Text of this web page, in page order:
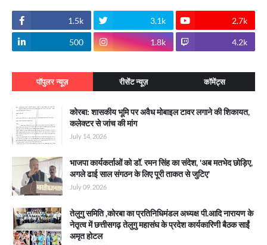
1.5k 3.1k 2.7k
500 1.8k 4.2k
पॉपुलर न्यूज़ रीसेंट न्यूज़ कॉमेंट्स
कोरबा: शासकीय भूमि पर अवैध मोबाइल टावर लगाने की शिकायत,
कलेक्टर से जांच की मांग
July 14, 2026
भाजपा कार्यकर्ताओं को डॉ. रमन सिंह का संदेश, 'अब मतभेद छोड़िए,
अगले ढाई साल संगठन के लिए पूरी ताकत से जुटिए'
July 09, 2026
तेलुगु समिति ,कोरबा का प्रतिनिधिमंडल अध्यक्ष पी.आदि नारायण के
नेतृत्व में छत्तीसगढ़ तेलुगु महासंघ के प्रदेश कार्यकारिणी बैठक साईं
अमृत होटल